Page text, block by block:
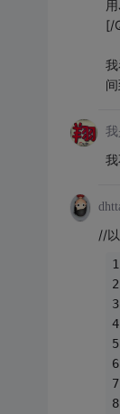
[/
//